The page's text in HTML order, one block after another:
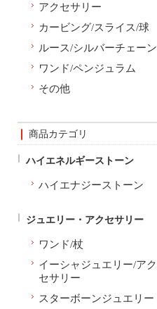
アクセサリー
カービング/スライス/球
ルース/シルバーチェーン
ワンド/ペンジュラム
その他
商品カテゴリ
ハイエネルギーストーン
ハイエナジーストーン
ジュエリー・アクセサリー
ワンド/杖
イーシャジュエリー/アク
セサリー
スターボーンジュエリー